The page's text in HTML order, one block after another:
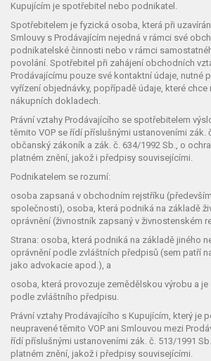
Kupujícím je spotřebitel nebo podnikatel.
Spotřebitelem je fyzická osoba, která při
Smlouvy s Prodávajícím nejedná v rámci své
podnikatelské činnosti nebo v rámci
povolání. Spotřebitel při zahájení obchodních
Prodávajícímu pouze své kontaktní údaje, nutné
vyřízení objednávky, popřípadě údaje, které chce
nákupních dokladech.
Právní vztahy Prodávajícího se spotřebitelem
těmito VOP se řídí příslušnými ustanoveními zák.
občanský zákoník a zák. č. 634/1992 Sb., o
platném znění, jakož i předpisy souvisejícími.
Podnikatelem se rozumí:
osoba zapsaná v obchodním rejstříku
společnosti), osoba, která podniká na základě
oprávnění (živnostník zapsaný v živnostenském
Strana: osoba, která podniká na základě jiného
oprávnění podle zvláštních předpisů (sem patří
jako advokacie apod.), a
osoba, která provozuje zemědělskou výrobu a
podle zvláštního předpisu.
Právní vztahy Prodávajícího s Kupujícím, který je
neupravené těmito VOP ani Smlouvou mezi
řídí příslušnými ustanoveními zák. č. 513/1991
platném znění, jakož i předpisy souvisejícími.